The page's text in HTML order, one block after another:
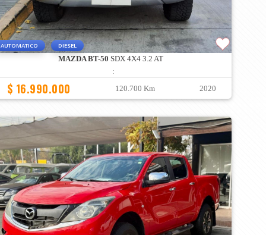
AUTOMATICO DIESEL
MAZDA BT-50 SDX 4X4 3.2 AT
:
$ 16.990.000 120.700 Km 2020